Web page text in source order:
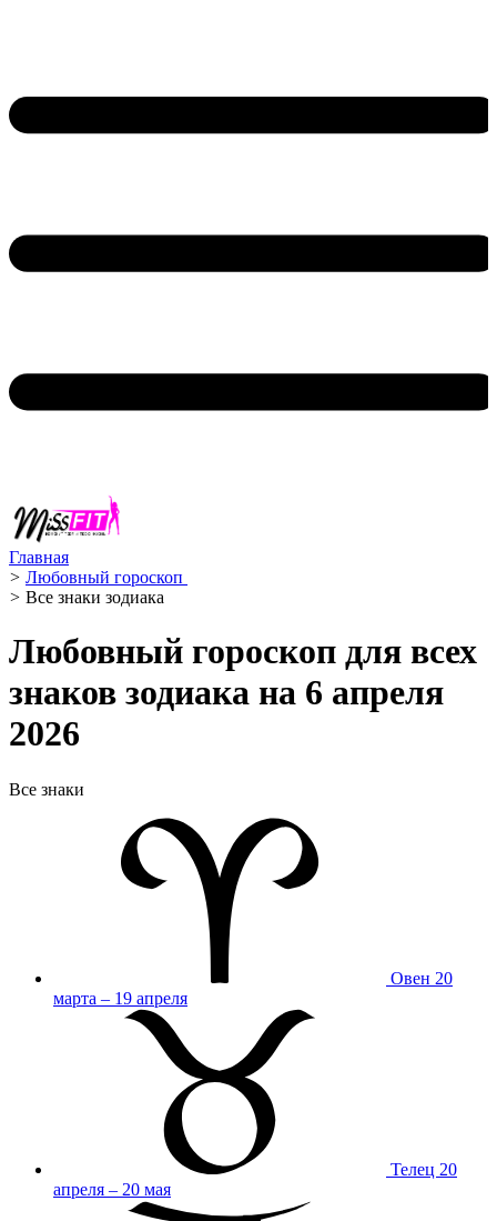
Главная
> Любовный гороскоп ️
> Все знаки зодиака
Любовный гороскоп для всех
знаков зодиака на 6 апреля
2026
Все знаки
Овен 20
марта – 19 апреля
Телец 20
апреля – 20 мая